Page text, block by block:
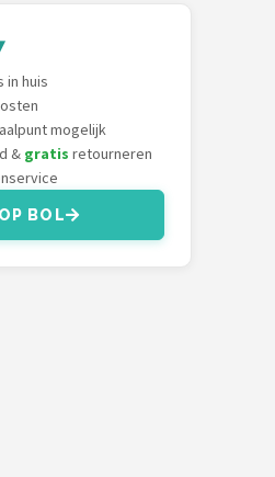
in huis
mogelijk
& gratis retourneren
BOL